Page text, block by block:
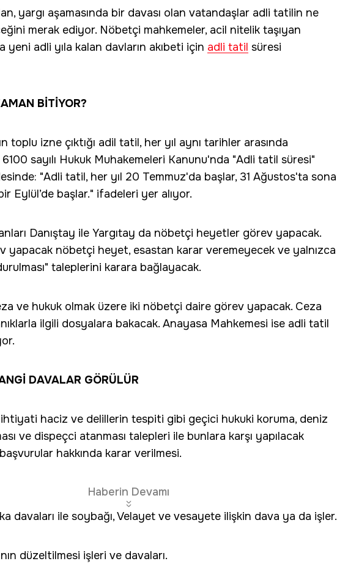
yargı aşamasında bir davası olan vatandaşlar adli tatilin ne
merak ediyor. Nöbetçi mahkemeler, acil nitelik taşıyan
yeni adli yıla kalan davların akıbeti için adli tatil süresi
BİTİYOR?
toplu izne çıktığı adil tatil, her yıl aynı tarihler arasında
sayılı Hukuk Muhakemeleri Kanunu'nda "Adli tatil süresi"
"Adli tatil, her yıl 20 Temmuz'da başlar, 31 Ağustos'ta sona
Eylül’de başlar." ifadeleri yer alıyor.
Danıştay ile Yargıtay da nöbetçi heyetler görev yapacak.
yapacak nöbetçi heyet, esastan karar veremeyecek ve yalnızca
taleplerini karara bağlayacak.
ve hukuk olmak üzere iki nöbetçi daire görev yapacak. Ceza
ilgili dosyalara bakacak. Anayasa Mahkemesi ise adli tatil
DAVALAR GÖRÜLÜR
haciz ve delillerin tespiti gibi geçici hukuki koruma, deniz
ve dispeçci atanması talepleri ile bunlara karşı yapılacak
hakkında karar verilmesi.
Haberin Devamı
davaları ile soybağı, Velayet ve vesayete ilişkin dava ya da işler.
düzeltilmesi işleri ve davaları.